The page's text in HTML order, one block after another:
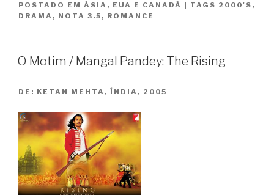
de
uma
The
Veil”
POSTADO EM ÁSIA , EUA E CANADÁ TAGS 2000'S ,
DRAMA , NOTA 3.5 , ROMANCE
O Motim / Mangal Pandey: The Rising
DE: KETAN MEHTA, ÍNDIA, 2005